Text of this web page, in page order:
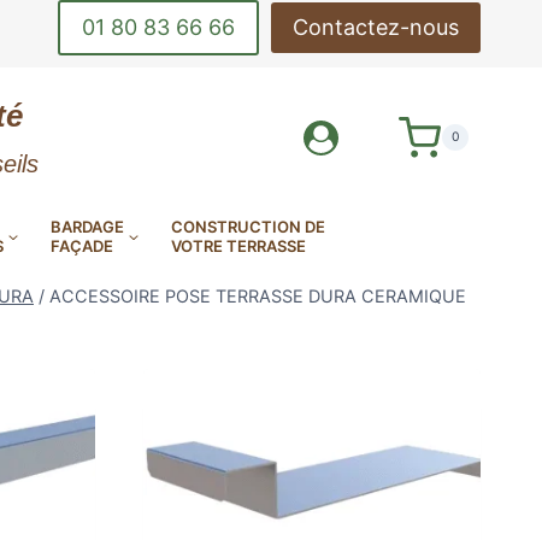
01 80 83 66 66 Contactez-nous
0
DE TERRASSE
DE TERRASSE EN
MINÉRALE MILLBOARD
DE TERRASSE
CORPS
INOX
DE TERRASSE
BARDAGE
FAÇADE
LAMES DE BARDAGE
EN ALUMINIUM
CONSTRUCTION DE
VOTRE TERRASSE
/ ACCESSOIRE POSE TERRASSE DURA CERAMIQUE